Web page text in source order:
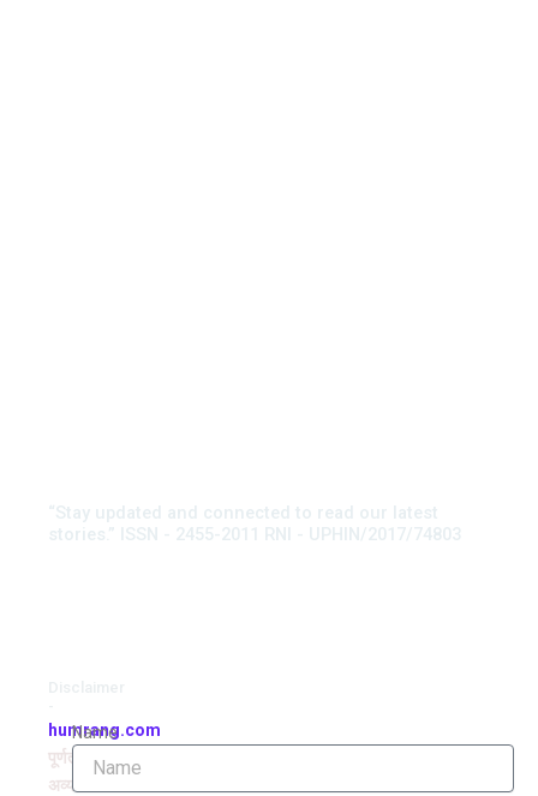
“Stay updated and connected to read our latest
stories.” ISSN - 2455-2011 RNI - UPHIN/2017/74803
humrang.com
पूर्णतः
अव्यवसायिक
Name